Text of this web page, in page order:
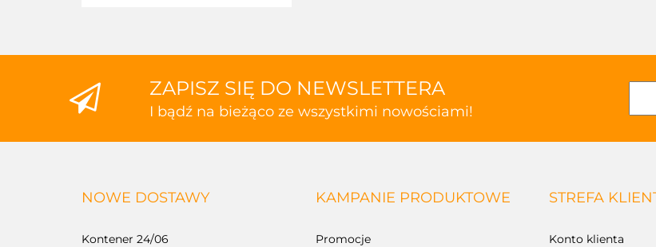
ZAPISZ SIĘ DO NEWSLETTERA
I bądź na bieżąco ze wszystkimi nowościami!
NOWE DOSTAWY
Kontener 24/06
KAMPANIE PRODUKTOWE
Promocje
STREFA
Konto klienta